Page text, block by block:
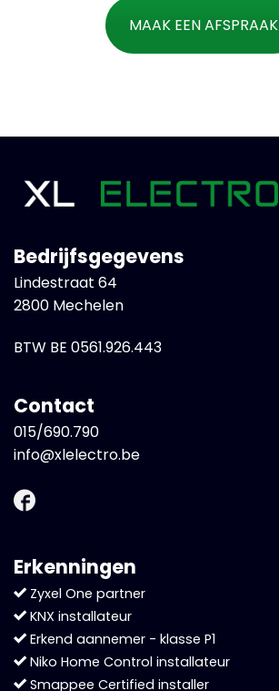
MAAK EEN AFSPRAAK
Bedrijfsgegevens
Lindestraat 64
2800 Mechelen
BTW BE 0561.926.443
Contact
015/690.790
info@xlelectro.be
Erkenningen
Zyxel One partner
KNX installateur
Erkend aannemer - klasse P1
Niko Home Control installateur
Smappee Certified installer